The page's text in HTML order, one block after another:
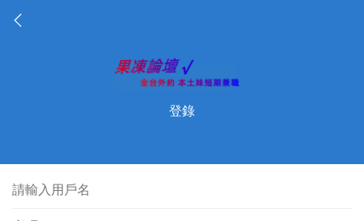
登錄